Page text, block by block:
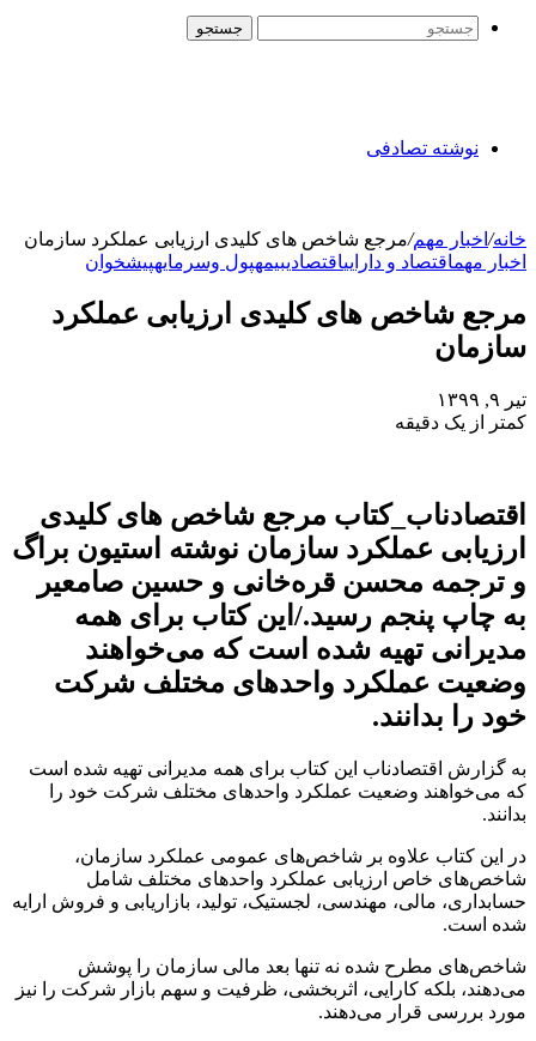
جستجو
نوشته تصادفی
خانه/ اخبار مهم/مرجع شاخص های کلیدی ارزیابی عملکرد سازمان
اخبار مهماقتصاد و داراییاقتصادیبیمهپول وسرمایهپیشخوان
مرجع شاخص های کلیدی ارزیابی عملکرد
سازمان
تیر ۹, ۱۳۹۹
کمتر از یک دقیقه
اقتصادناب_کتاب مرجع شاخص های کلیدی
ارزیابی عملکرد سازمان نوشته استیون براگ
و ترجمه محسن قره‌خانی و حسین صامعیر
به چاپ پنجم رسید./این کتاب برای همه
مدیرانی تهیه شده است که می‌خواهند
وضعیت عملکرد واحدهای مختلف شرکت
خود را بدانند.
به گزارش اقتصادناب این کتاب برای همه مدیرانی تهیه شده است
که می‌خواهند وضعیت عملکرد واحدهای مختلف شرکت خود را
بدانند.
در این کتاب علاوه بر شاخص‌‏های عمومی عملکرد سازمان،
شاخص‏‌های خاص ارزیابی عملکرد واحدهای مختلف شامل
حسابداری، مالی، مهندسی، لجستیک، تولید، بازاریابی و فروش ارایه
شده است.
شاخص‌‏های مطرح شده نه تنها بعد مالی سازمان را پوشش
می‏‌دهند، بلکه کارایی، اثربخشی، ظرفیت و سهم بازار شرکت را نیز
مورد بررسی قرار می‏‌دهند.